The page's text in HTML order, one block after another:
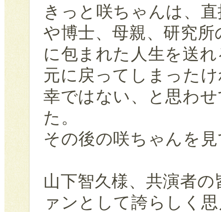
きっと咲ちゃんは、
や博士、母親、研究
に包まれた人生を送
元に戻ってしまった
幸ではない、と思わ
た。
その後の咲ちゃんを
山下智久様、共演者
ァンとして誇らしく